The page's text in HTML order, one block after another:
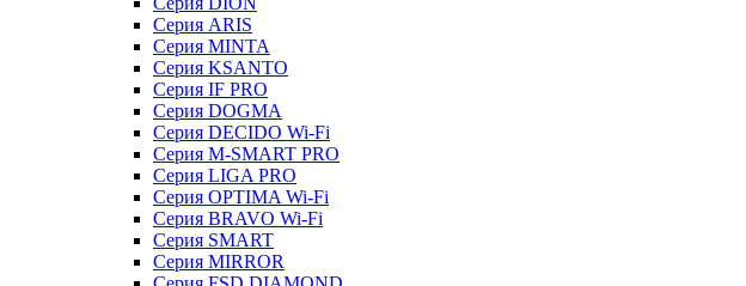
Серия ARIS
Серия MINTA
Серия KSANTO
Серия IF PRO
Серия DOGMA
Серия DECIDO Wi-Fi
Серия M-SMART PRO
Серия LIGA PRO
Серия OPTIMA Wi-Fi
Серия BRAVO Wi-Fi
Серия SMART
Серия MIRROR